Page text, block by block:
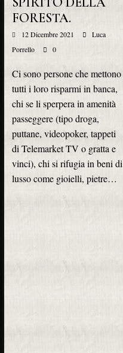
FORESTA.
12 Dicembre 2021
Luca
Porrello
0
Ci sono persone che mettono
tutti i loro risparmi in banca,
chi se li sperpera in amenità
passeggere (tipo droga,
puttane, videopoker, tappeti
di Telemarket TV o gratta e
vinci), chi si rifugia in beni di
lusso come gioielli, pietre…